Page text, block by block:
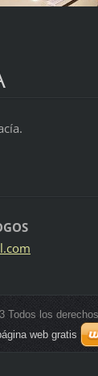
l.com
Todos los
web gratis